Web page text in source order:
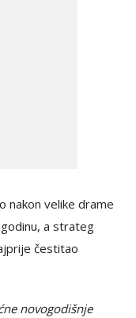
nakon velike drame
a strateg
čestitao
novogodišnje